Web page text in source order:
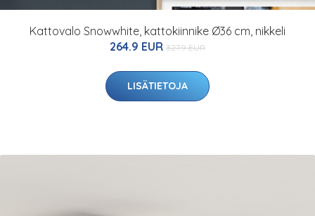
Kattovalo Snowwhite, kattokiinnike Ø36 cm, nikkeli
264.9 EUR 327.9 EUR
LISÄTIETOJA